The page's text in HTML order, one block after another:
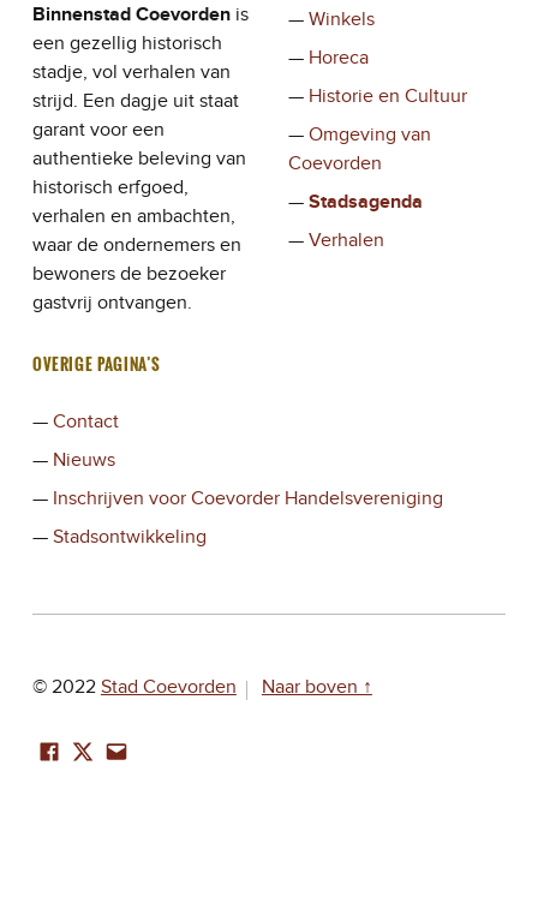
Binnenstad Coevordenis
een gezellig historisch
stadje, vol verhalen van
strijd. Een dagje uit staat
garant voor een
authentieke beleving van
historisch erfgoed,
verhalen en ambachten,
waar de ondernemers en
bewoners de bezoeker
gastvrij ontvangen.
Winkels
Horeca
Historie en Cultuur
Omgeving van
Coevorden
Stadsagenda
Verhalen
OVERIGE PAGINA’S
Contact
Nieuws
Inschrijven voor Coevorder Handelsvereniging
Stadsontwikkeling
© 2022 Stad Coevorden Naar boven ↑
Facebook
Twitter
Mail